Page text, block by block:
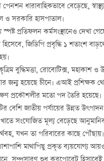
ধারাবাহিকভাবে বেড়েছে,
ও সরকারি হাসপাতাল।
স্পষ্ট প্রতিফলন কর্মসংস্থানেও দেখা
হিসেবে, জিডিপি প্রবৃদ্ধি ১ শতাংশ
বুদ্ধিমত্তা, রোবোটিক্স, মহাকাশ ও
জন্ম হয়েছে চীনে। এআই প্রশিক্ষক
প্রকৌশলীর মতো পদ তৈরি হয়েছে।
বেশি জাতীয় পর্যায়ের উন্নত
সংযোজিত মূল্য বেড়েছে
যখন তা পরিবারের কাছে
মাথাপিছু প্রকৃত ব্যয়যোগ্য